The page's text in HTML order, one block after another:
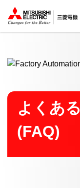
ここから本文
よくあ
(FAQ)